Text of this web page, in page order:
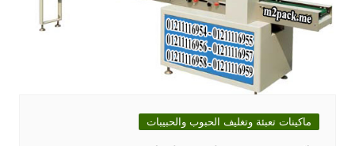
ماكينات تعبئة وتغليف الحبوب والحبيبات